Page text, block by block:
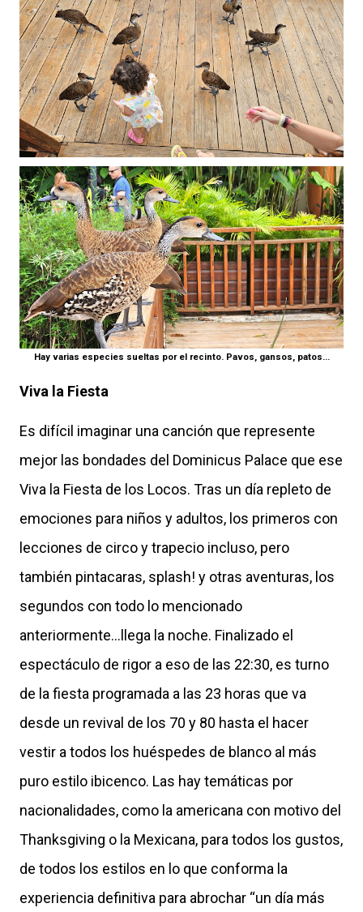
Hay varias especies sueltas por el recinto. Pavos, gansos, patos...
Viva la Fiesta
Es difícil imaginar una canción que represente
mejor las bondades del Dominicus Palace que ese
Viva la Fiesta de los Locos. Tras un día repleto de
emociones para niños y adultos, los primeros con
lecciones de circo y trapecio incluso, pero
también pintacaras, splash! y otras aventuras, los
segundos con todo lo mencionado
anteriormente…llega la noche. Finalizado el
espectáculo de rigor a eso de las 22:30, es turno
de la fiesta programada a las 23 horas que va
desde un revival de los 70 y 80 hasta el hacer
vestir a todos los huéspedes de blanco al más
puro estilo ibicenco. Las hay temáticas por
nacionalidades, como la americana con motivo del
Thanksgiving o la Mexicana, para todos los gustos,
de todos los estilos en lo que conforma la
experiencia definitiva para abrochar “un día más